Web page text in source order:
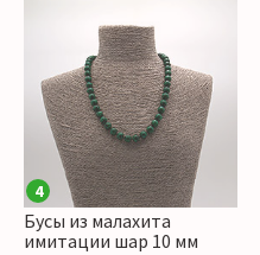
4
Бусы из малахита
имитации шар 10 мм